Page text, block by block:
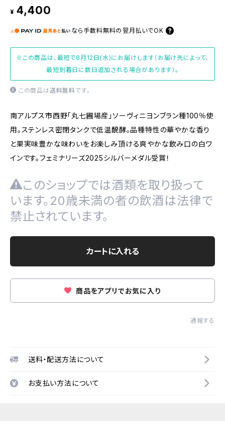
¥ 4,400
なら 手数料無料の 翌月払いでOK
※この商品は、最短で8月12日(水)にお届けします（お届け先によって、
最短到着日に数日追加される場合があります）。
この商品は送料無料です。
南アルプス市西野「丸七圃場産」ソーヴィニヨンブラン種100％使
用。ステンレス密閉タンクで低温醗酵。品種特性の華やかな香り
と果実味豊かな味わいをお楽しみ頂ける爽やかな飲み口の白ワ
インです。フェミナリーズ2025シルバーメダル受賞！
このショップでは酒類を取り扱って
います。20歳未満の者の飲酒は法律で
禁止されています。
カートに入れる
商品をアプリでお気に入り
通報する
送料・配送方法について
お支払い方法について